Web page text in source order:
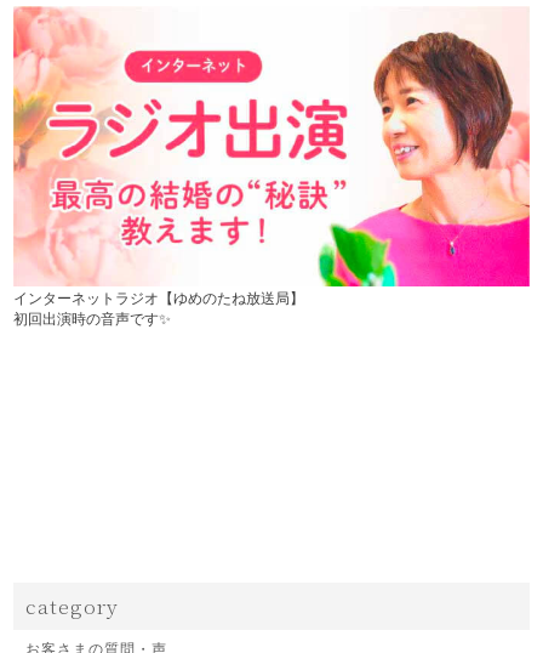
インターネットラジオ【ゆめのたね放送局】
初回出演時の音声です✨
category
お客さまの質問・声